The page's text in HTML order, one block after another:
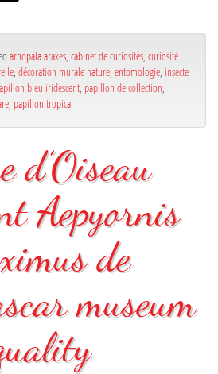
arhopala araxes, cabinet de curiosités, curiosité
, décoration murale nature, entomologie, insecte
bleu iridescent, papillon de collection,
, papillon tropical
d’Oiseau
Aepyornis
de
museum